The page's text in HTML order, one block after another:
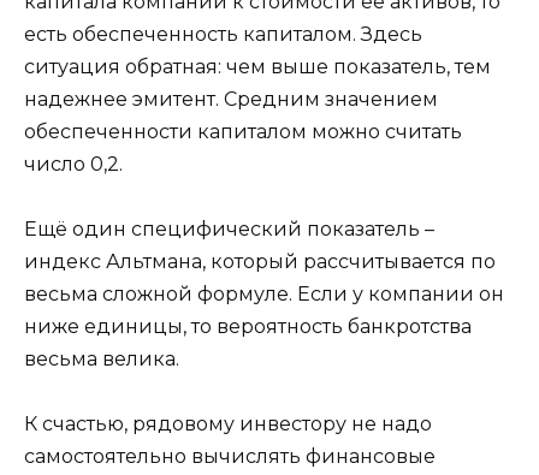
есть обеспеченность капиталом. Здесь
ситуация обратная: чем выше показатель, тем
надежнее эмитент. Средним значением
обеспеченности капиталом можно считать
число 0,2.
Ещё один специфический показатель –
индекс Альтмана, который рассчитывается по
весьма сложной формуле. Если у компании он
ниже единицы, то вероятность банкротства
весьма велика.
К счастью, рядовому инвестору не надо
самостоятельно вычислять финансовые